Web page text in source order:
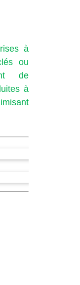
à
ou
de
à